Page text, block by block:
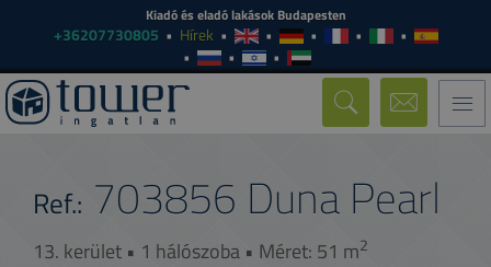
Kiadó és eladó lakások Budapesten
+36207730805 Hírek
Duna Pearl
Ref.: 703856
13. kerület • 1 hálószoba • Méret: 51 m2